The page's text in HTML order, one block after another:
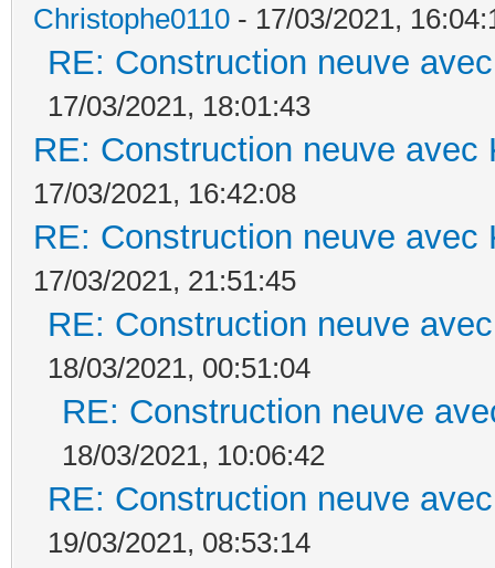
Christophe0110 - 17/03/2021,
RE: Construction neuve
17/03/2021, 18:01:43
RE: Construction neuve avec
17/03/2021, 16:42:08
RE: Construction neuve avec
17/03/2021, 21:51:45
RE: Construction neuve
18/03/2021, 00:51:04
RE: Construction neuve
18/03/2021, 10:06:42
RE: Construction neuve
19/03/2021, 08:53:14